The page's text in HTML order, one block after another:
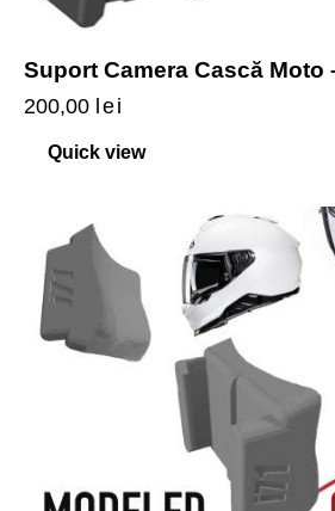
Suport Camera Cască Moto
200,00 lei
Quick view